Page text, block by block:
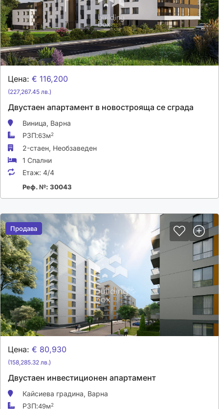
Цена: € 116,200
(227,267.45 лв.)
Двустаен апартамент в новострояща се сграда
Виница, Варна
РЗП:63м2
2-стаен, Необзаведен
1 Спални
Етаж: 4/4
Реф. №: 30043
Продава
Продава
Цена: € 80,930
(158,285.32 лв.)
Двустаен инвестиционен апартамент
Кайсиева градина, Варна
РЗП:49м2